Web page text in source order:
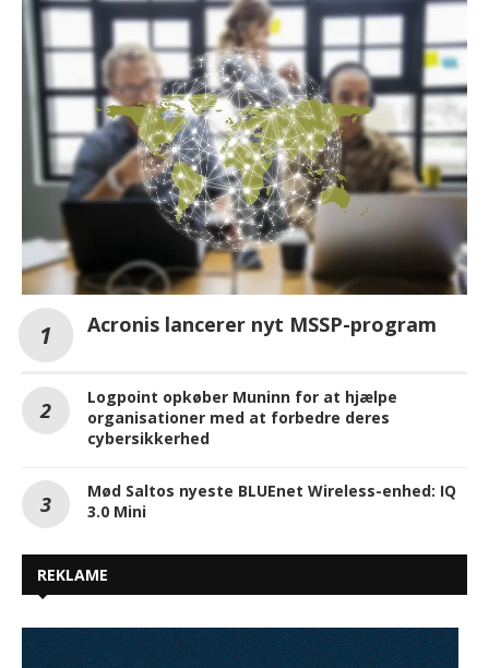
Acronis lancerer nyt MSSP-program
Logpoint opkøber Muninn for at hjælpe
organisationer med at forbedre deres
cybersikkerhed
Mød Saltos nyeste BLUEnet Wireless-enhed: IQ
3.0 Mini
REKLAME